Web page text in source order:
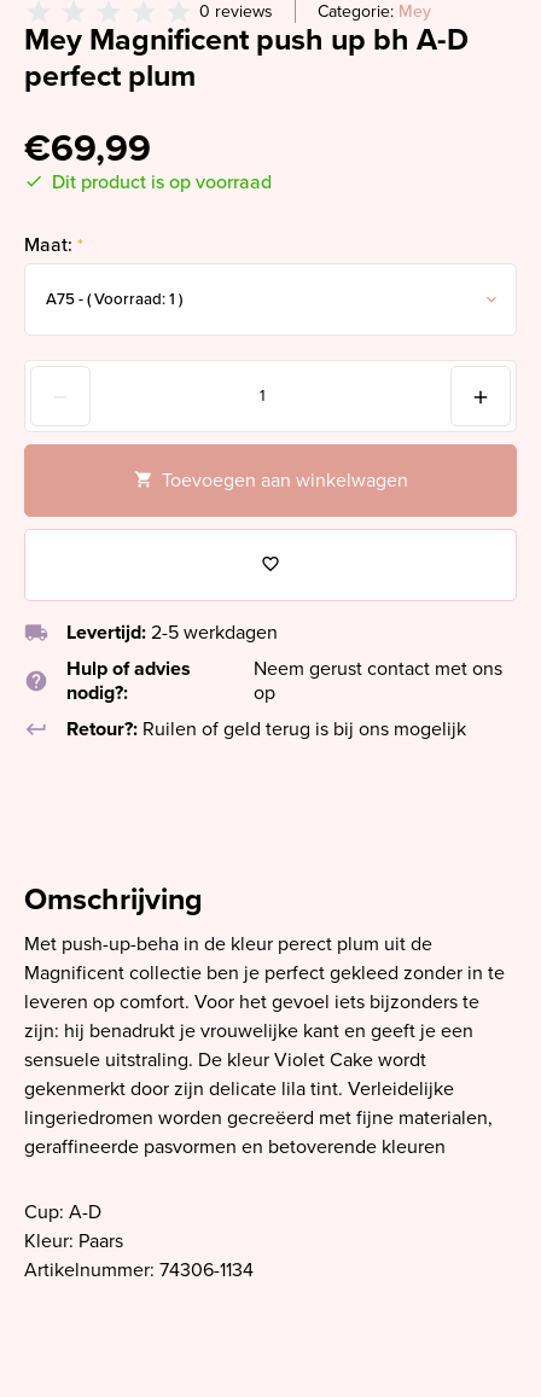
0 reviews Categorie: Mey
Mey Magnificent push up bh A-D
perfect plum
€69,99
Dit product is op voorraad
Maat: *
Toevoegen aan winkelwagen
local_shipping Levertijd: 2-5 werkdagen
help
Hulp of advies
nodig?:
Neem gerust contact met ons
op
keyboard_return
Retour?: Ruilen of geld terug is bij ons mogelijk
Omschrijving
Met push-up-beha in de kleur perect plum uit de
Magnificent collectie ben je perfect gekleed zonder in te
leveren op comfort. Voor het gevoel iets bijzonders te
zijn: hij benadrukt je vrouwelijke kant en geeft je een
sensuele uitstraling. De kleur Violet Cake wordt
gekenmerkt door zijn delicate lila tint. Verleidelijke
lingeriedromen worden gecreëerd met fijne materialen,
geraffineerde pasvormen en betoverende kleuren
Cup: A-D
Kleur: Paars
Artikelnummer: 74306-1134